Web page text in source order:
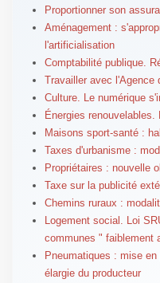
Proportionner son
Aménagement :
l'artificialisation
Comptabilité publique.
Travailler avec l'Agence
Culture. Le numérique
Énergies
Maisons sport-santé :
Taxes d'urbanisme :
Propriétaires : nouvelle
Taxe sur la publicité
Chemins ruraux :
Logement social. Loi
communes " faiblement
Pneumatiques : mise
élargie du producteur